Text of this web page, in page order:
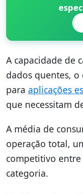
A capacidade de
dados quentes,
para aplicações
que necessitam
A média de
operação total,
competitivo
categoria.